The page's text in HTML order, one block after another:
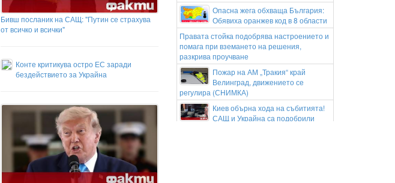
Бивш посланик на САЩ: "Путин се страхува
от всичко и всички"
Конте критикува остро ЕС заради
бездействието за Украйна
Опасна жега обхваща България:
Обявиха оранжев код в 8 области
Правата стойка подобрява настроението и
помага при вземането на решения,
разкрива проучване
Пожар на АМ „Тракия“ край
Велинград, движението се
регулира (СНИМКА)
Киев обърна хода на събитията!
САЩ и Украйна са подобрили